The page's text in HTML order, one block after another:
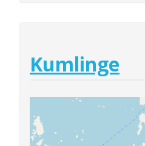
Kumlinge